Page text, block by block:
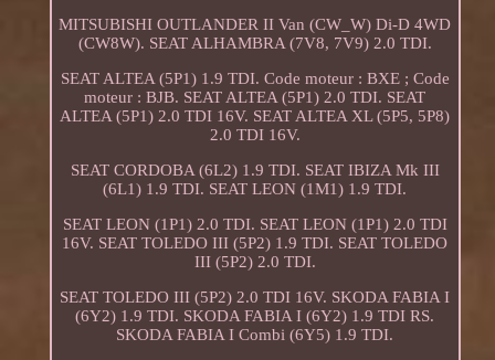
MITSUBISHI OUTLANDER II Van (CW_W) Di-D 4WD
(CW8W). SEAT ALHAMBRA (7V8, 7V9) 2.0 TDI.
SEAT ALTEA (5P1) 1.9 TDI. Code moteur : BXE ; Code
moteur : BJB. SEAT ALTEA (5P1) 2.0 TDI. SEAT
ALTEA (5P1) 2.0 TDI 16V. SEAT ALTEA XL (5P5, 5P8)
2.0 TDI 16V.
SEAT CORDOBA (6L2) 1.9 TDI. SEAT IBIZA Mk III
(6L1) 1.9 TDI. SEAT LEON (1M1) 1.9 TDI.
SEAT LEON (1P1) 2.0 TDI. SEAT LEON (1P1) 2.0 TDI
16V. SEAT TOLEDO III (5P2) 1.9 TDI. SEAT TOLEDO
III (5P2) 2.0 TDI.
SEAT TOLEDO III (5P2) 2.0 TDI 16V. SKODA FABIA I
(6Y2) 1.9 TDI. SKODA FABIA I (6Y2) 1.9 TDI RS.
SKODA FABIA I Combi (6Y5) 1.9 TDI.